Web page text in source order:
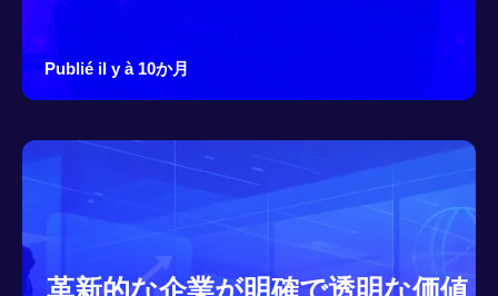
Publié il y à 10か月